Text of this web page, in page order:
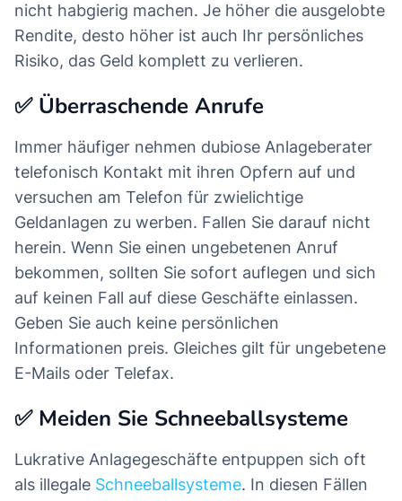
nicht habgierig machen. Je höher die ausgelobte
Rendite, desto höher ist auch Ihr persönliches
Risiko, das Geld komplett zu verlieren.
✅ Überraschende Anrufe
Immer häufiger nehmen dubiose Anlageberater
telefonisch Kontakt mit ihren Opfern auf und
versuchen am Telefon für zwielichtige
Geldanlagen zu werben. Fallen Sie darauf nicht
herein. Wenn Sie einen ungebetenen Anruf
bekommen, sollten Sie sofort auflegen und sich
auf keinen Fall auf diese Geschäfte einlassen.
Geben Sie auch keine persönlichen
Informationen preis. Gleiches gilt für ungebetene
E-Mails oder Telefax.
✅ Meiden Sie Schneeballsysteme
Lukrative Anlagegeschäfte entpuppen sich oft
als illegale Schneeballsysteme. In diesen Fällen